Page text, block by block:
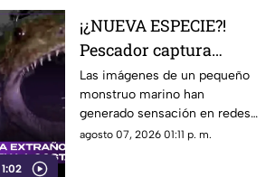
1:02
¡¿NUEVA ESPECIE?!
Pescador captura
extraño 'MONSTRUO
MARINO' en la costa
[VIDEO]
Las imágenes de un pequeño
monstruo marino han
generado sensación en redes
sociales poniendo en debate
agosto 07, 2026 01:11 p. m.